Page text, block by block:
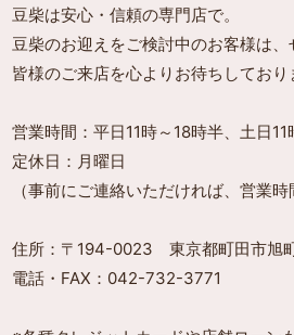
豆柴は安心・信頼の専門店で。
豆柴のお迎えをご検討中のお客様は、
皆様のご来店を心よりお待ちしており
営業時間：平日11時～18時半、土日11
定休日：月曜日
（事前にご連絡いただければ、営業
住所：〒194-0023 東京都町田市旭
電話・FAX：042-732-3771